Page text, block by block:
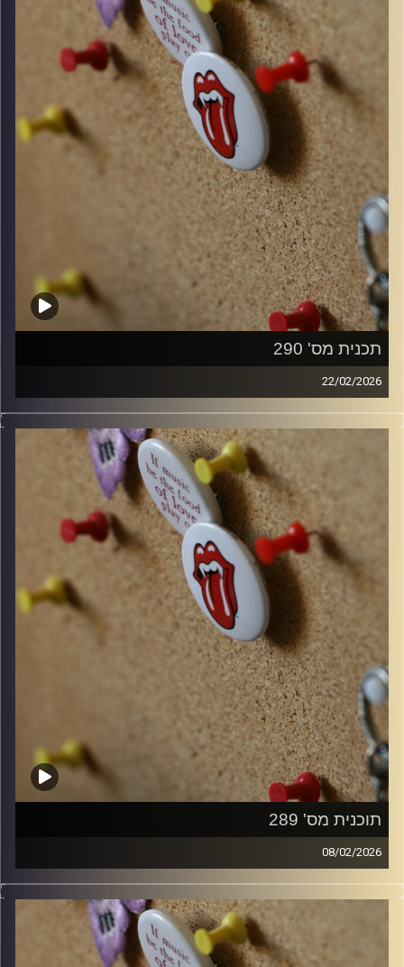
תכנית מס' 290
22/02/2026
קלאסיקות רוק עם אורן הוף.
włodi
תוכנית מס' 289
08/02/2026
קלאסיקות רוק עם אורן הוף.
włodi